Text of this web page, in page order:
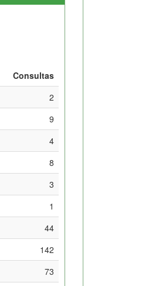
Consultas
2
9
4
8
3
1
44
142
73